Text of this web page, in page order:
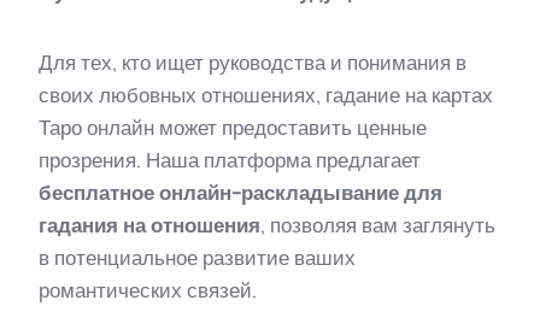
Для тех, кто ищет руководства и понимания в
своих любовных отношениях, гадание на картах
Таро онлайн может предоставить ценные
прозрения. Наша платформа предлагает
бесплатное онлайн-раскладывание для
гадания на отношения, позволяя вам заглянуть
в потенциальное развитие ваших
романтических связей.